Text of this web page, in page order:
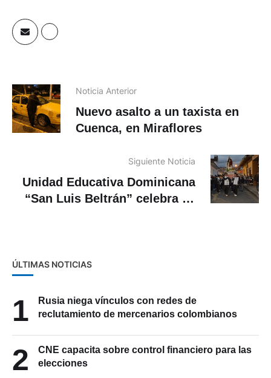
Noticia Anterior
Nuevo asalto a un taxista en
Cuenca, en Miraflores
Siguiente Noticia
Unidad Educativa Dominicana
“San Luis Beltrán” celebra 60
ÚLTIMAS NOTICIAS
1
Rusia niega vínculos con redes de
reclutamiento de mercenarios colombianos
2
CNE capacita sobre control financiero para las
elecciones